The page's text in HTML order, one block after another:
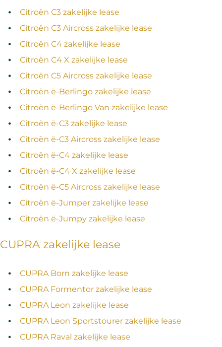
Citroën C3 zakelijke lease
Citroën C3 Aircross zakelijke lease
Citroën C4 zakelijke lease
Citroën C4 X zakelijke lease
Citroën C5 Aircross zakelijke lease
Citroën ë-Berlingo zakelijke lease
Citroën ë-Berlingo Van zakelijke lease
Citroën ë-C3 zakelijke lease
Citroën ë-C3 Aircross zakelijke lease
Citroën ë-C4 zakelijke lease
Citroën ë-C4 X zakelijke lease
Citroën ë-C5 Aircross zakelijke lease
Citroën ë-Jumper zakelijke lease
Citroën ë-Jumpy zakelijke lease
CUPRA zakelijke lease
CUPRA Born zakelijke lease
CUPRA Formentor zakelijke lease
CUPRA Leon zakelijke lease
CUPRA Leon Sportstourer zakelijke lease
CUPRA Raval zakelijke lease